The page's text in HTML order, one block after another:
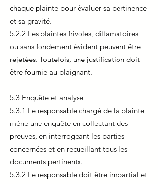
chaque plainte pour évaluer sa pertinence
et sa gravité.
5.2.2 Les plaintes frivoles, diffamatoires
ou sans fondement évident peuvent être
rejetées. Toutefois, une justification doit
être fournie au plaignant.
5.3 Enquête et analyse
5.3.1 Le responsable chargé de la plainte
mène une enquête en collectant des
preuves, en interrogeant les parties
concernées et en recueillant tous les
documents pertinents.
5.3.2 Le responsable doit être impartial et